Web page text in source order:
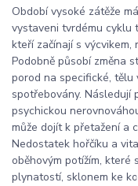
Období vysoké zátěže
vystaveni tvrdému cyklu
kteří začínají s
Podobně působí změna
porod na specifické,
spotřebovány. Následují
psychickou
může dojít k přetažení a
Nedostatek hořčíku a
oběhovým potížím, které
plynatostí, sklonem ke